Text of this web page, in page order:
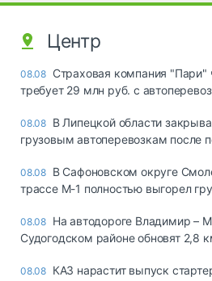
Центр
08.08 Страховая компания "Пари"
требует 29 млн руб. с
08.08 В Липецкой области
грузовым автоперевозкам после
08.08 В Сафоновском округе
трассе М-1 полностью выгорел
08.08 На автодороге Владимир –
Судогодском районе обновят 2,8
08.08 КАЗ нарастит выпуск